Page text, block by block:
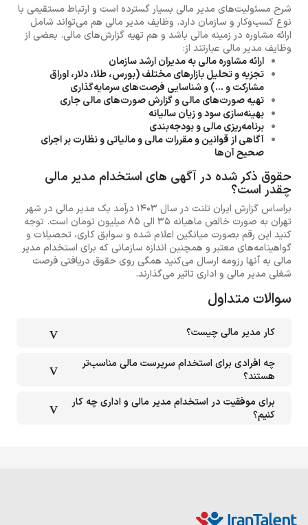
شرح مسئولیت‌های مدیر مالی بسیار گسترده است و ارتباط مستقیمی با
نوع کسب‌وکار و سازمان دارد. وظایف مدیر مالی هم می‌تواند شامل
ارائه مشاوره در زمینه مالی باشد و هم تهیه گزارش‌های مالی. بعضی از
وظایف مدیر مالی عبارتند از:
ارائه مشاوره مالی به مدیران ارشد سازمان
تجزیه‌ و تحلیل بازارهای مختلف (بورس، طلا، دلار، اوراق
مشارکت و ...) و شناسایی فرصت‌های سرمایه‌گذاری
تهیه صورت‌های مالی و گزارش صورت‌های مالی جاری
بهینه‌سازی سود و زیان سالیانه
برنامه‌ریزی مالی و بودجه‌بندی
آگاهی از قوانین و مقررات مالی و مالیاتی و نظارت بر اجرای
صحیح آن‌ها
حقوق ذکر شده در آگهی های استخدام مدیر مالی
چقدر است؟
براساس گزارش ایران تلنت در سال 1403 درآمد یک مدیر مالی در شهر
تهران به صورت خالص ماهیانه 35 الی 85 میلیون تومان است. توجه
کنید این رقم بصورت میانگین اعلام شده و سوابق کاری، تحصیلات و
گواهینامه‌های معتبر و همچنین اندازه سازمانی که برای استخدام مدیر
مالی به آنها رزومه ارسال می‌کنید همگی روی حقوق دریافتی فرصت
شغلی مدیر مالی و اداری تاثیر می‌گذارند.
سوالات متداول
کار مدیر مالی چیست؟
چه افرادی برای استخدام سرپرست مالی مناسب‌تر
هستند؟
برای موفقیت در استخدام مدیر مالی و اداری چه کار
کنیم؟